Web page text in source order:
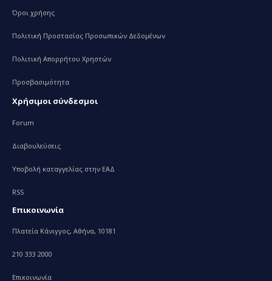
Όροι χρήσης
Πολιτική Προστασίας Προσωπικών Δεδομένων
Πολιτική Απορρήτου Χρηστών
Προσβασιμότητα
Χρήσιμοι σύνδεσμοι
Forum
Διαβουλεύσεις
Υποβολή καταγγελίας στην ΕΑΔ
RSS
Επικοινωνία
Πλατεία Κάνιγγος, Αθήνα, 10181
210 333 2000
Επικοινωνία